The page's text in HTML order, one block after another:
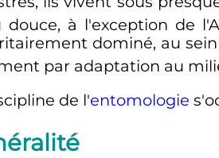
douce, à l'exception de
dominé, au
par adaptation au
de l'entomologie